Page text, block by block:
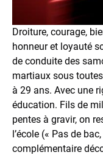
Droiture, courage,
honneur et loyauté
de conduite des
martiaux sous
à 29 ans. Avec une
éducation. Fils de
pentes à gravir, on
l’école (« Pas de
complémentaire